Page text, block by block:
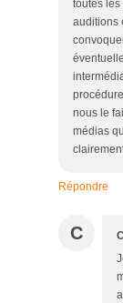
toutes
auditions
nous le
médias
Répondre
C